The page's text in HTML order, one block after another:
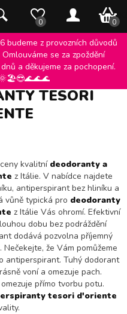
0 0
0
budeme z provozních důvodů
se za zpoždění
a děkujeme za pochopení.
A
TESORI
kvalitní deodoranty a
z Itálie. V nabídce najdete
antiperspirant bez hliníku a
vůně typická pro deodoranty
z Itálie Vás ohromí. Efektivní
dobu bez podráždění
dodává pozvolna příjemný
že Vám pomůžeme
antiperspirant. Tuhý dodorant
voní a omezuje pach.
přímo tvorbu potu.
tesori d'oriente